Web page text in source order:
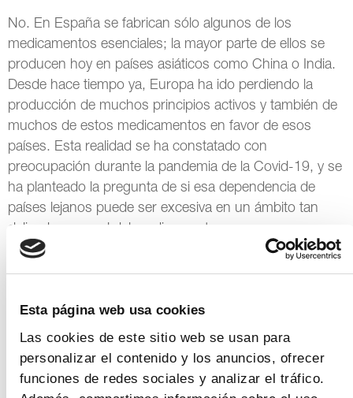
Esta página web usa cookies
Las cookies de este sitio web se usan para
personalizar el contenido y los anuncios, ofrecer
funciones de redes sociales y analizar el tráfico.
No. En España se fabrican sólo algunos de los
medicamentos esenciales; la mayor parte de ellos se
producen hoy en países asiáticos como China o India.
Desde hace tiempo ya, Europa ha ido perdiendo la
producción de muchos principios activos y también de
muchos de estos medicamentos en favor de esos
países. Esta realidad se ha constatado con
preocupación durante la pandemia de la Covid-19, y se
ha planteado la pregunta de si esa dependencia de
países lejanos puede ser excesiva en un ámbito tan
delicado como el del medicamento.
5